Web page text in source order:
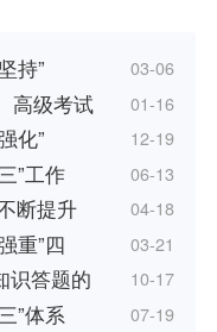
持” 03-06
高级考试 01-16
化” 12-19
”工作 06-13
断提升 04-18
重”四 03-21
识答题的 10-17
”体系 07-19